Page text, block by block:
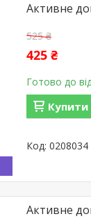
Активне
525 ₴
425 ₴
Готово до
Купити
0208034
Активне